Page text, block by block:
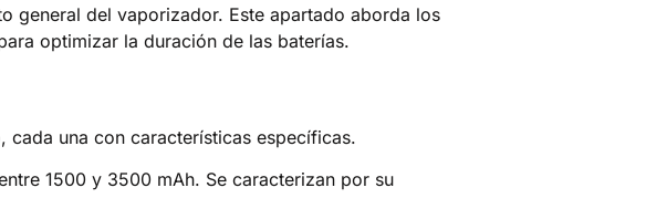
general del vaporizador. Este apartado aborda los
optimizar la duración de las baterías.
una con características específicas.
1500 y 3500 mAh. Se caracterizan por su